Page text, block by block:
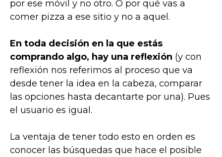
por ese móvil y no otro. O por qué vas a
comer pizza a ese sitio y no a aquel.
En toda decisión en la que estás
comprando algo, hay una reflexión (y con
reflexión nos referimos al proceso que va
desde tener la idea en la cabeza, comparar
las opciones hasta decantarte por una). Pues
el usuario es igual.
La ventaja de tener todo esto en orden es
conocer las búsquedas que hace el posible